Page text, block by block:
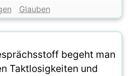
Glauben
begeht man
Taktlosigkeiten und